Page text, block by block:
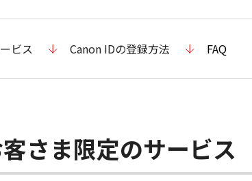
ビス Canon IDの登録方法 FAQ
さま限定のサービス